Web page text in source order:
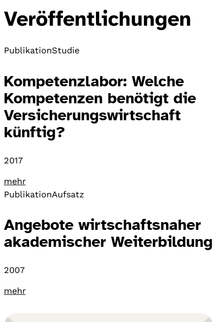
Veröffentlichungen
PublikationStudie
Kompetenzlabor: Welche
Kompetenzen benötigt die
Versicherungswirtschaft
künftig?
2017
mehr
PublikationAufsatz
Angebote wirtschaftsnaher
akademischer Weiterbildung
2007
mehr